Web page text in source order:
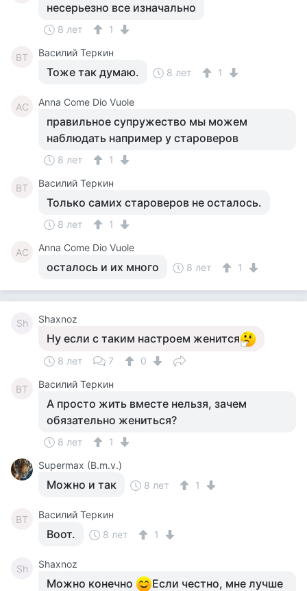
несерьезно все изначально
8 лет 1
ВТ Василий Теркин
Тоже так думаю. 8 лет 1
AC Anna Come Dio Vuole
правильное супружество мы можем
наблюдать например у староверов
8 лет 1
ВТ Василий Теркин
Только самих староверов не осталось.
8 лет 1
AC Anna Come Dio Vuole
осталось и их много 8 лет 1
Sh Shaxnoz
Ну если с таким настроем женится
8 лет 7 0
ВТ Василий Теркин
А просто жить вместе нельзя, зачем
обязательно жениться?
8 лет
1
Supermax (B.m.v.)
Можно и так 8 лет 1
ВТ Василий Теркин
Воот. 8 лет 1
Sh Shaxnoz
Можно конечно
Если честно, мне лучше